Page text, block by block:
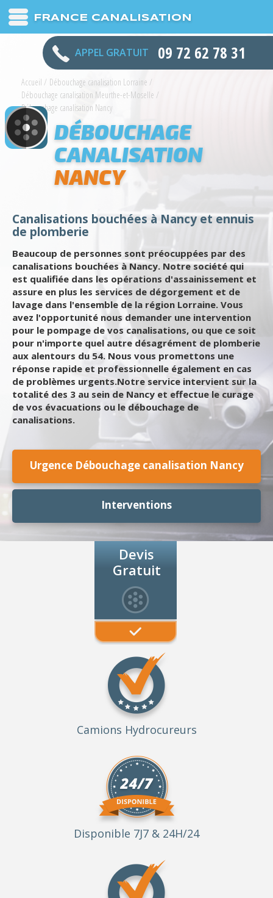
FRANCE CANALISATION
APPEL GRATUIT 09 72 62 78 31
Accueil / Débouchage canalisation Lorraine /
Débouchage canalisation Meurthe-et-Moselle /
Débouchage canalisation Nancy
DÉBOUCHAGE
CANALISATION
NANCY
Canalisations bouchées à Nancy et ennuis
de plomberie
Beaucoup de personnes sont préocuppées par des
canalisations bouchées à Nancy. Notre société qui
est qualifiée dans les opérations d'assainissement et
assure en plus les services de dégorgement et de
lavage dans l'ensemble de la région Lorraine. Vous
avez l'opportunité nous demander une intervention
pour le pompage de vos canalisations, ou que ce soit
pour n'importe quel autre désagrément de plomberie
aux alentours du 54. Nous vous promettons une
réponse rapide et professionnelle également en cas
de problèmes urgents.Notre service intervient sur la
totalité des 3 au sein de Nancy et effectue le curage
de vos évacuations ou le débouchage de
canalisations.
Urgence Débouchage canalisation Nancy
Interventions
Devis
Gratuit
Camions Hydrocureurs
Disponible 7J7 & 24H/24